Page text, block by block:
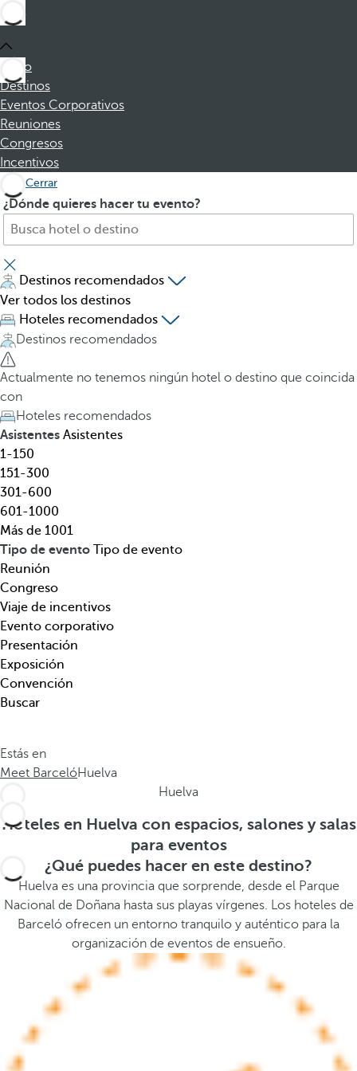
Inicio
Destinos
Eventos Corporativos
Reuniones
Congresos
Incentivos
Cerrar
¿Dónde quieres hacer tu evento?
B
s
c
a
h
o
t
e
l
,
d
e
s
t
i
n
o
,
t
e
m
á
t
i
c
a
.
A
p
u
l
s
a
r
l
a
t
e
c
l
a
d
e
f
l
e
c
h
a
h
a
c
i
b
a
,
e
b
Destinos recomendados
Ver todos los destinos
Hoteles recomendados
Destinos recomendados
Actualmente no tenemos ningún hotel o destino que coincida
con
Hoteles recomendados
Asistentes Asistentes
1-150
151-300
301-600
601-1000
Más de 1001
Tipo de evento Tipo de evento
Reunión
Congreso
Viaje de incentivos
Evento corporativo
Presentación
Exposición
Convención
Buscar
Estás en
Meet BarcelóHuelva
Huelva
Hoteles en Huelva con espacios, salones y salas
para eventos
¿Qué puedes hacer en este destino?
Huelva es una provincia que sorprende, desde el Parque
Nacional de Doñana hasta sus playas vírgenes. Los hoteles de
Barceló ofrecen un entorno tranquilo y auténtico para la
organización de eventos de ensueño.